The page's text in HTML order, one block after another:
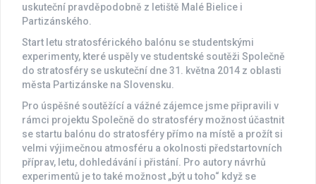
uskuteční pravděpodobně z letiště Malé Bielice i
Partizánského.
Start letu stratosférického balónu se studentskými
experimenty, které uspěly ve studentské soutěži Společně
do stratosféry se uskuteční dne 31. května 2014 z oblasti
města Partizánske na Slovensku.
Pro úspěšné soutěžící a vážné zájemce jsme připravili v
rámci projektu Společně do stratosféry možnost účastnit
se startu balónu do stratosféry přímo na místě a prožít si
velmi výjimečnou atmosféru a okolnosti předstartovních
příprav, letu, dohledávání i přistání. Pro autory návrhů
experimentů je to také možnost „být u toho“ když se